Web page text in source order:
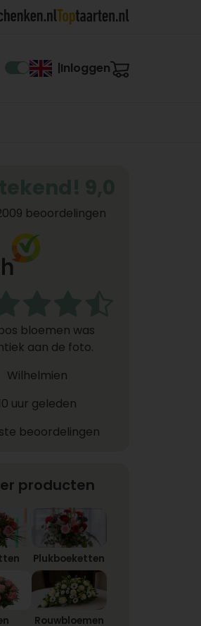
Inloggen
beoordelingen
bloemen was
aan de foto.
Wilhelmien
uur geleden
beoordelingen
producten
Plukboeketten
Rouwbloemen